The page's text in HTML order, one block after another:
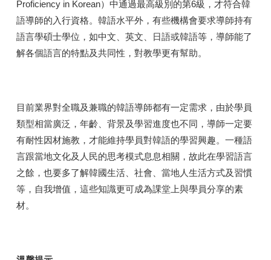
Proficiency in Korean）中通過最高級別的第6級，才符合韓
語導師的入行資格。韓語水平外，有些機構會要求導師持有
語言學碩士學位，如中文、英文、日語或韓語等，導師能了
解各個語言的特點及共同性，對教學更有幫助。
目前業界對全職及兼職的韓語導師都有一定需求，由於學員
類型相當廣泛，年齡、背景及學習進度也不同，導師一定要
有耐性因材施教，才能維持學員對韓語的學習興趣。一種語
言跟當地文化及人民的思考模式息息相關，故此在學習語言
之餘，也要多了解韓國生活、社會、當地人生活方式及習慣
等，自我增值，這些知識更可成為課堂上與學員分享的素
材。